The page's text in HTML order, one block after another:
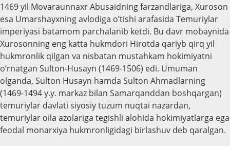
1469 yil Movaraunnaxr Abusaidning farzandlariga, Xuroson
esa Umarshayxning avlodiga o’tishi arafasida Temuriylar
imperiyasi batamom parchalanib ketdi. Bu davr mobaynida
Xurosonning eng katta hukmdori Hirotda qariyb qirq yil
hukmronlik qilgan va nisbatan mustahkam hokimiyatni
o’rnatgan Sulton-Husayn (1469-1506) edi. Umuman
olganda, Sulton Husayn hamda Sulton Ahmadlarning
(1469-1494 y.y. markaz bilan Samarqanddan boshqargan)
temuriylar davlati siyosiy tuzum nuqtai nazardan,
temuriylar oila azolariga tegishli alohida hokimiyatlarga ega
feodal monarxiya hukmronligidagi birlashuv deb qaralgan.